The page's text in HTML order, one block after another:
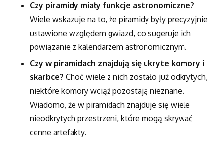
Czy piramidy miały funkcje astronomiczne?
Wiele wskazuje na to, że piramidy były precyzyjnie
ustawione względem gwiazd, co sugeruje ich
powiązanie z kalendarzem astronomicznym.
Czy w piramidach znajdują się ukryte komory i
skarbce? Choć wiele z nich zostało już odkrytych,
niektóre komory wciąż pozostają nieznane.
Wiadomo, że w piramidach znajduje się wiele
nieodkrytych przestrzeni, które mogą skrywać
cenne artefakty.